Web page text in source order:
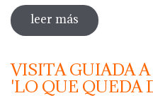
leer más sobre visita
font'
VISITA GUIADA
'LO QUE QUEDA